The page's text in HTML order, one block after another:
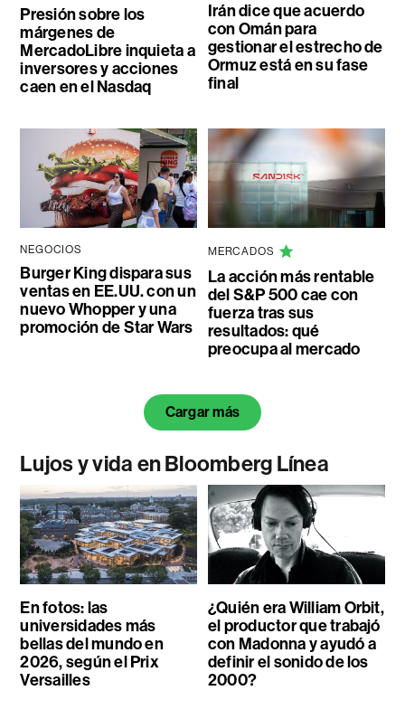
Presión sobre los
márgenes de
MercadoLibre inquieta a
inversores y acciones
caen en el Nasdaq
Irán dice que acuerdo
con Omán para
gestionar el estrecho de
Ormuz está en su fase
final
NEGOCIOS
Burger King dispara sus
ventas en EE.UU. con un
nuevo Whopper y una
promoción de Star Wars
MERCADOS
La acción más rentable
del S&P 500 cae con
fuerza tras sus
resultados: qué
preocupa al mercado
Cargar más
Lujos y vida en Bloomberg Línea
En fotos: las
universidades más
bellas del mundo en
2026, según el Prix
Versailles
¿Quién era William Orbit,
el productor que trabajó
con Madonna y ayudó a
definir el sonido de los
2000?